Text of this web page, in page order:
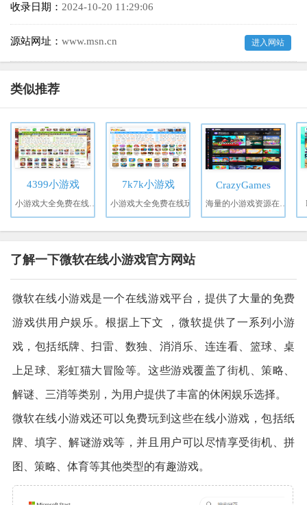
收录日期： 2024-10-20 11:29:06
源站网址： www.msn.cn 进入网站
类似推荐
4399小游戏 7k7k小游戏
小游戏大全免费在线玩
CrazyGames
了解一下微软在线小游戏官方网站
微软在线小游戏是一个在线游戏平台，提供了大量的免费
游戏供用户娱乐。根据上下文 ，微软提供了一系列小游
戏，包括纸牌、扫雷、数独、消消乐、连连看、篮球、桌
上足球、彩虹猫大冒险等。这些游戏覆盖了街机、策略、
解谜、三消等类别，为用户提供了丰富的休闲娱乐选择。
微软在线小游戏还可以免费玩到这些在线小游戏，包括纸
牌、填字、解谜游戏等，并且用户可以尽情享受街机、拼
图、策略、体育等其他类型的有趣游戏。